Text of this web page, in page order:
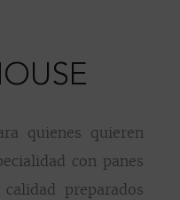
quienes quieren
con panes
preparados